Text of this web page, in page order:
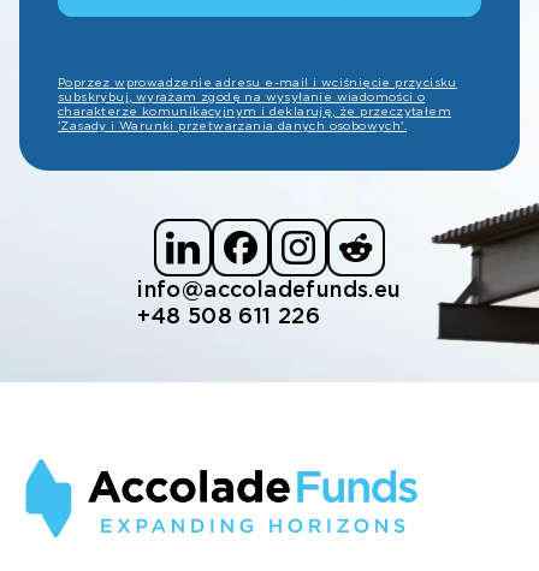
Poprzez wprowadzenie adresu e-mail i wciśnięcie przycisku
subskrybuj, wyrażam zgodę na wysyłanie wiadomości o
charakterze komunikacyjnym i deklaruję, że przeczytałem
'Zasady i Warunki przetwarzania danych osobowych'.
info@accoladefunds.eu
+48 508 611 226